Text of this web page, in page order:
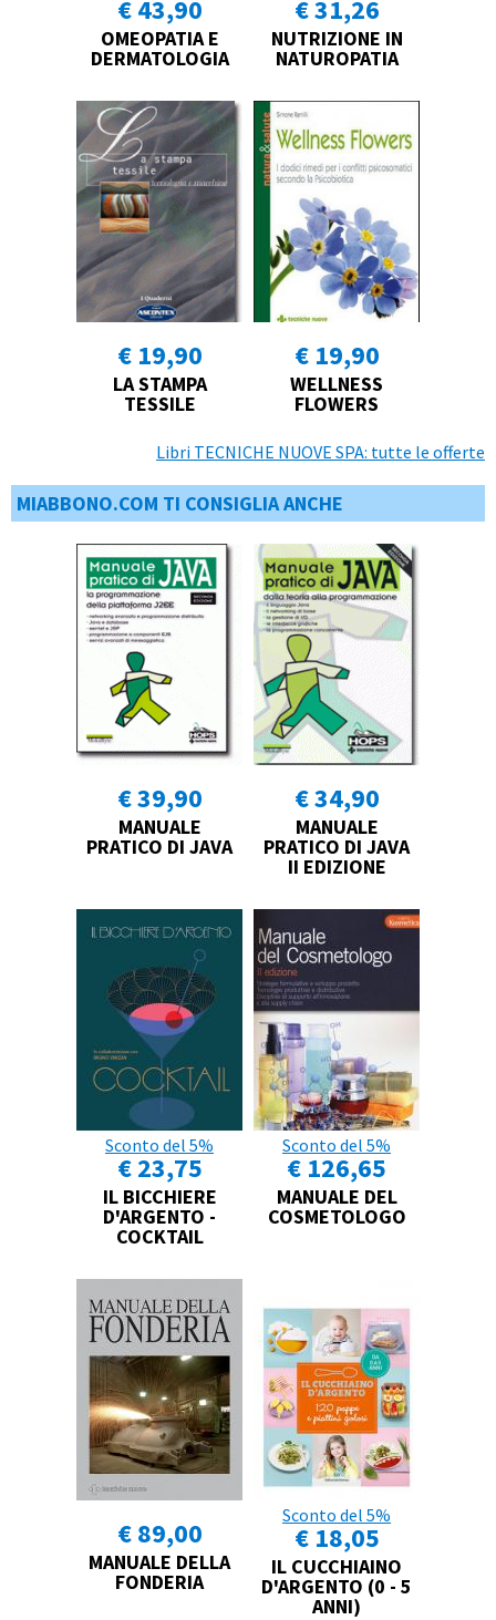
€ 43,90
OMEOPATIA E
DERMATOLOGIA
€ 31,26
NUTRIZIONE IN
NATUROPATIA
€ 19,90
LA STAMPA
TESSILE
€ 19,90
WELLNESS
FLOWERS
Libri TECNICHE NUOVE SPA: tutte le offerte
MIABBONO.COM TI CONSIGLIA ANCHE
€ 39,90
MANUALE
PRATICO DI JAVA
€ 34,90
MANUALE
PRATICO DI JAVA
II EDIZIONE
Sconto del 5%
€ 23,75
IL BICCHIERE
D'ARGENTO -
COCKTAIL
Sconto del 5%
€ 126,65
MANUALE DEL
COSMETOLOGO
€ 89,00
MANUALE DELLA
FONDERIA
Sconto del 5%
€ 18,05
IL CUCCHIAINO
D'ARGENTO (0 - 5
ANNI)